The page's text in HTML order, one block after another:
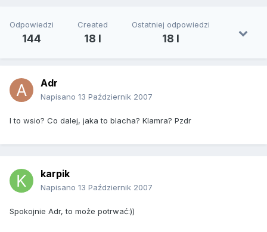
Odpowiedzi
144
Created
18 l
Ostatniej odpowiedzi
18 l
Adr
Napisano 13 Październik 2007
I to wsio? Co dalej, jaka to blacha? Klamra? Pzdr
karpik
Napisano 13 Październik 2007
Spokojnie Adr, to może potrwać:))